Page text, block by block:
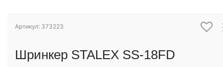
Артикул: 373223
Шринкер STALEX SS-18FD